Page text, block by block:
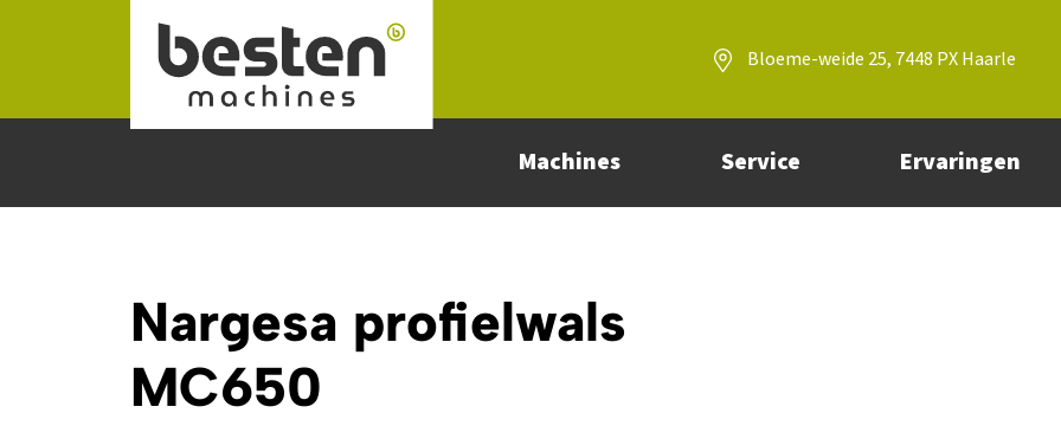
Naar hoofdinhoud
Bloeme-weide 25, 7448 PX Haarle
Machines Service Ervaringen
Nargesa profielwals
MC650